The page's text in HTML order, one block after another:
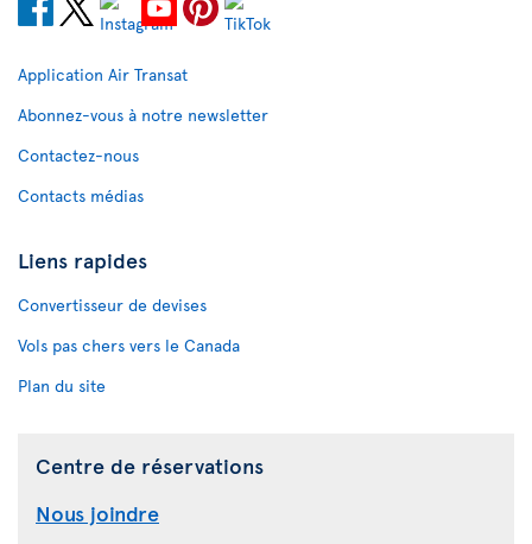
Application Air Transat
Abonnez-vous à notre newsletter
Contactez-nous
Contacts médias
Liens rapides
Convertisseur de devises
Vols pas chers vers le Canada
Plan du site
Centre de réservations
Nous joindre